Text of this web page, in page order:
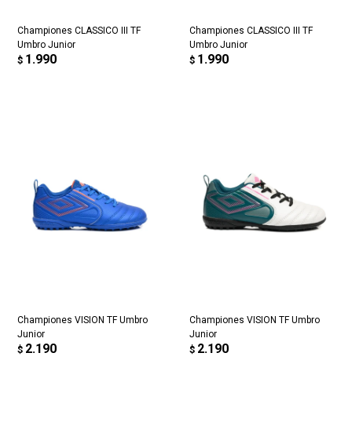
Championes CLASSICO III TF
Umbro Junior
$ 1.990
Championes CLASSICO III TF
Umbro Junior
$ 1.990
Championes VISION TF Umbro
Junior
$ 2.190
Championes VISION TF Umbro
Junior
$ 2.190